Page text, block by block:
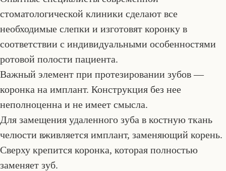
стоматологической клиники сделают все
необходимые слепки и изготовят коронку в
соответствии с индивидуальными особенностями
ротовой полости пациента.
Важный элемент при протезировании зубов —
коронка на имплант. Конструкция без нее
неполноценна и не имеет смысла.
Для замещения удаленного зуба в костную ткань
челюсти вживляется имплант, заменяющий корень.
Сверху крепится коронка, которая полностью
заменяет зуб.